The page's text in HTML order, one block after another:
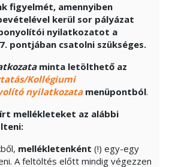
figyelmét, amennyiben
kerül sor pályázat
nyilatkozatot a
pontjában csatolni szükséges.
aminta letölthető az
Kollégiumi
nyilatkozatamenüpontból.
mellékleteket az alábbi
mellékletenként (!) egy-egy
A feltöltés előtt mindig végezzen